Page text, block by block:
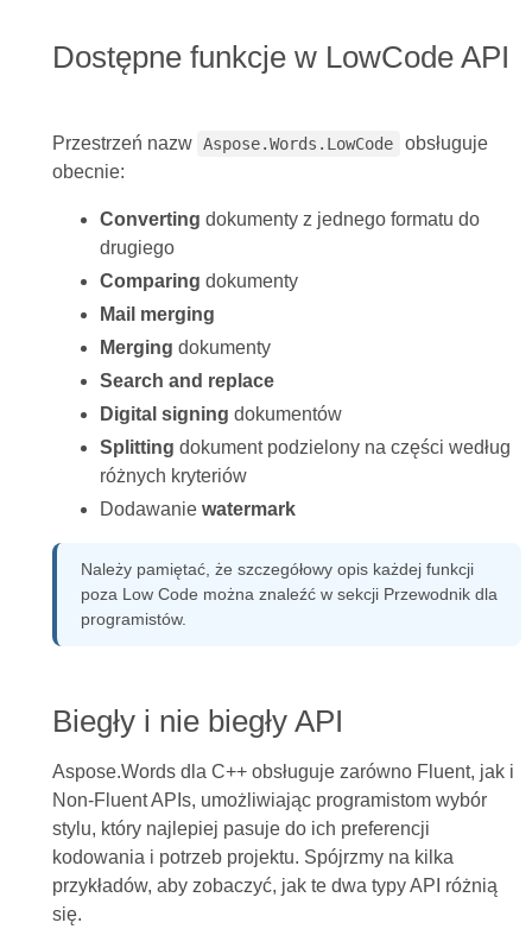
Dostępne funkcje w LowCode API
Przestrzeń nazw Aspose.Words.LowCode
obsługuje
obecnie:
Converting dokumenty z jednego formatu do
drugiego
Comparing dokumenty
Mail merging
Merging dokumenty
Search and replace
Digital signing dokumentów
Splitting dokument podzielony na części według
różnych kryteriów
Dodawanie watermark
Należy pamiętać, że szczegółowy opis każdej funkcji
poza Low Code można znaleźć w sekcji Przewodnik dla
programistów.
Biegły i nie biegły API
Aspose.Words dla C++ obsługuje zarówno Fluent, jak i
Non-Fluent APIs, umożliwiając programistom wybór
stylu, który najlepiej pasuje do ich preferencji
kodowania i potrzeb projektu. Spójrzmy na kilka
przykładów, aby zobaczyć, jak te dwa typy API różnią
się.